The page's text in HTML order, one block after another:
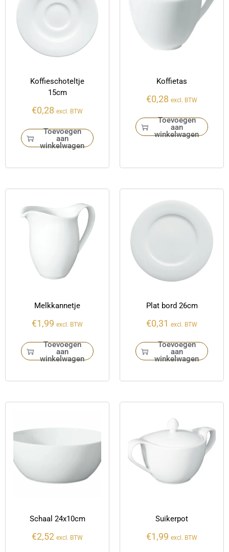
Koffieschoteltje
15cm
€0,28 excl. BTW
Toevoegen
aan
winkelwagen
Koffietas
€0,28 excl. BTW
Toevoegen
aan
winkelwagen
Melkkannetje
€1,99 excl. BTW
Toevoegen
aan
winkelwagen
Plat bord 26cm
€0,31 excl. BTW
Toevoegen
aan
winkelwagen
Schaal 24x10cm
€2,52 excl. BTW
Suikerpot
€1,99 excl. BTW